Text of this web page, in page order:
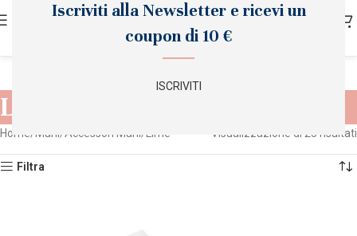
Iscriviti alla Newsletter e ricevi un
coupon di 10 €
ISCRIVITI
Lime
Home Mani Accessori Mani Lime Visualizzazione di 25 risultati
Filtra